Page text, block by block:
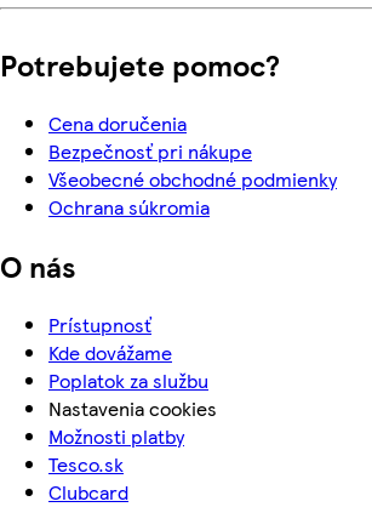
Potrebujete pomoc?
Cena doručenia
Bezpečnosť pri nákupe
Všeobecné obchodné podmienky
Ochrana súkromia
O nás
Prístupnosť
Kde dovážame
Poplatok za službu
Nastavenia cookies
Možnosti platby
Tesco.sk
Clubcard